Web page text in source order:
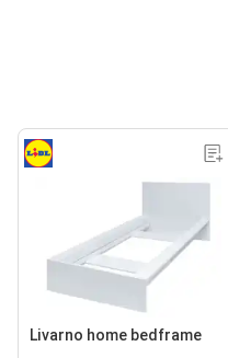
Livarno home bedframe